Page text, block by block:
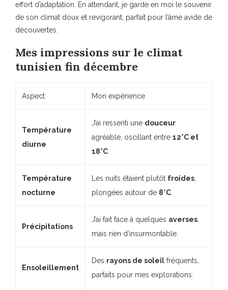
effort d’adaptation. En attendant, je garde en moi le souvenir
de son climat doux et revigorant, parfait pour l’âme avide de
découvertes.
Mes impressions sur le climat
tunisien fin décembre
Aspect Mon expérience
Température
diurne
J’ai ressenti une douceur
agréable, oscillant entre 12°C et
18°C.
Température
nocturne
Les nuits étaient plutôt froides,
plongées autour de 8°C.
Précipitations
J’ai fait face à quelques averses,
mais rien d’insurmontable.
Ensoleillement
Des rayons de soleil fréquents,
parfaits pour mes explorations.